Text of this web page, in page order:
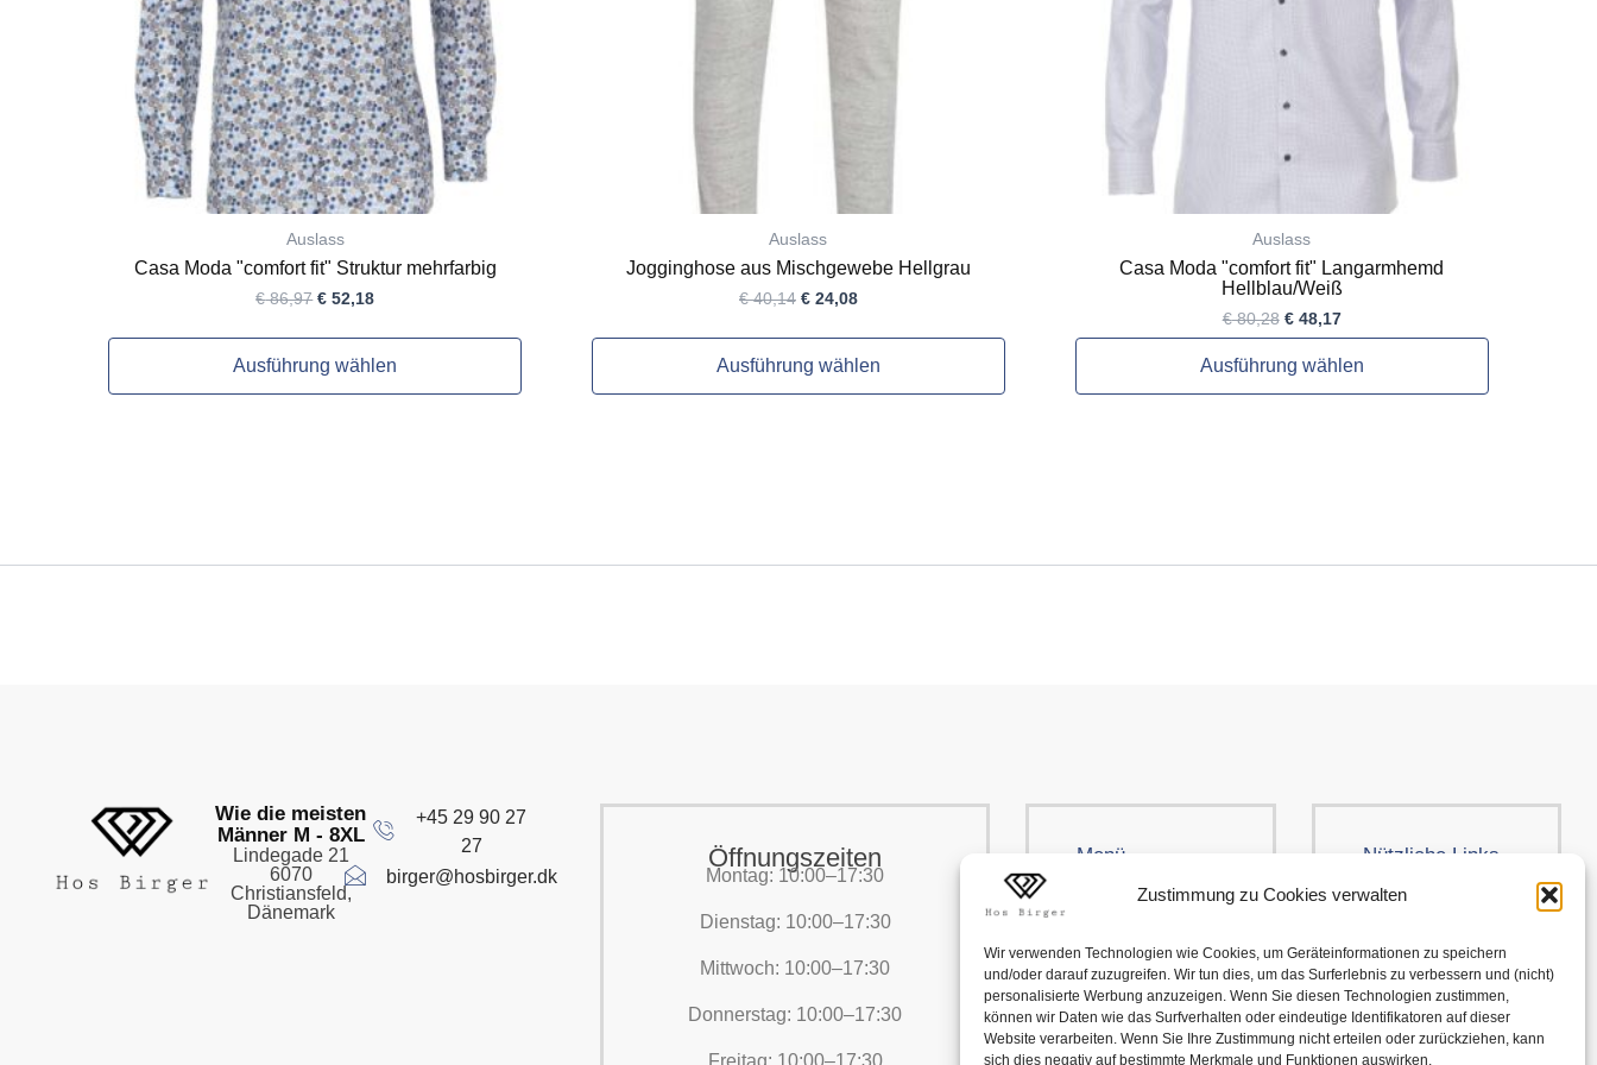
Zustimmung zu Cookies verwalten
Wir verwenden Technologien wie Cookies, um Geräteinformationen zu speichern
und/oder darauf zuzugreifen. Wir tun dies, um das Surferlebnis zu verbessern und (nicht)
personalisierte Werbung anzuzeigen. Wenn Sie diesen Technologien zustimmen,
können wir Daten wie das Surfverhalten oder eindeutige Identifikatoren auf dieser
Website verarbeiten. Wenn Sie Ihre Zustimmung nicht erteilen oder zurückziehen, kann
sich dies negativ auf bestimmte Merkmale und Funktionen auswirken.
Auslass
Casa Moda "comfort fit" Struktur mehrfarbig
€86,97 € 52,18
Ausführung wählen
Produktseite
gewählt
werden
Auslass
Jogginghose aus Mischgewebe Hellgrau
€40,14 €24,08
Ausführung wählen
Auslass
Casa Moda "comfort fit" Langarmhemd
Hellblau/Weiß
€80,28 €48,17
Ausführung wählen
Produktseite
Wie die meisten
Männer M - 8XL
Lindegade 21
6070
Christiansfeld,
Dänemark
+45 29 90 27
27
birger@hosbirger.dk
Öffnungszeiten
Montag: 10:00–17:30
Dienstag: 10:00–17:30
Mittwoch: 10:00–17:30
Donnerstag: 10:00–17:30
Menü
Über uns
Kontakt
Nützliche Links
Versand und
Rückgabe
Datenschutzerklärung